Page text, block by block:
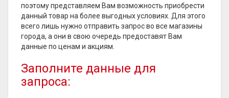
поэтому представляем Вам возможность приобрести
данный товар на более выгодных условиях. Для этого
всего лишь нужно отправить запрос во все магазины
города, а они в свою очередь предоставят Вам
данные по ценам и акциям.
Заполните данные для
запроса: